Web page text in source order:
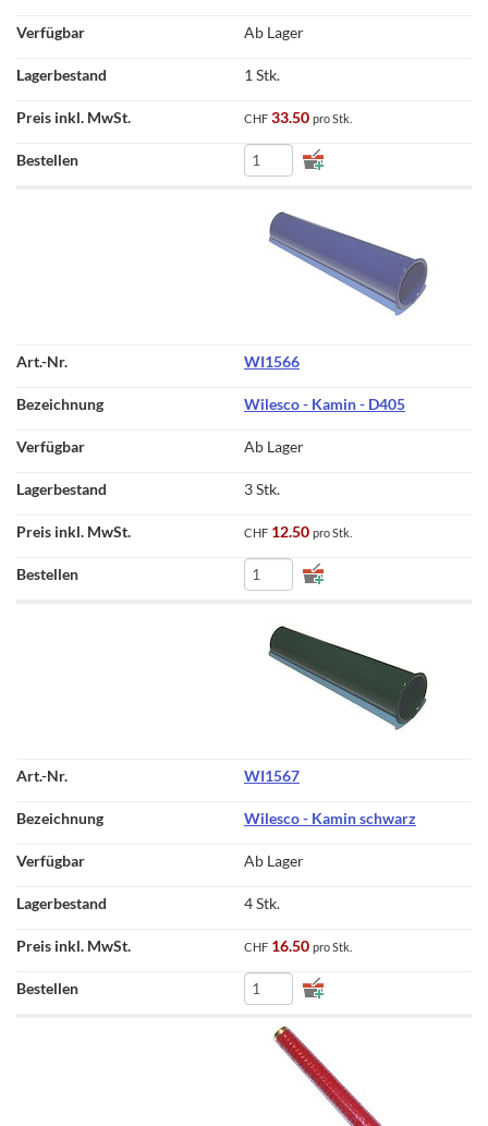
Ab Lager
1 Stk.
CHF 33.50 pro Stk.
WI1566
Wilesco - Kamin - D405
Ab Lager
3 Stk.
CHF 12.50 pro Stk.
WI1567
Wilesco - Kamin schwarz
Ab Lager
4 Stk.
CHF 16.50 pro Stk.